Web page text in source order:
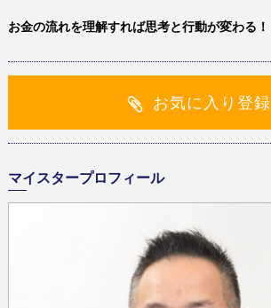
お金の流れを理解すれば思考と行動が変わる！
お気に入り登録
マイスタープロフィール